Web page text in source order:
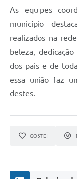
As equipes
município
realizados na
beleza,
dos pais e de
essa união faz
destes.
GOSTEI